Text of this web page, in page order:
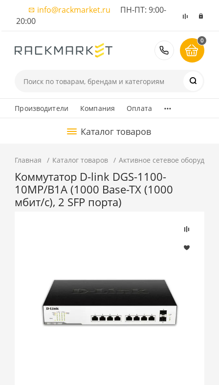
info@rackmarket.ru ПН-ПТ: 9:00-
20:00
8 (495)
0
Производители Компания Оплата ...
Каталог товаров
Главная Каталог товаров Активное сетевое
Коммутатор D-link DGS-1100-
10MP/B1A (1000 Base-TX (1000
мбит/с), 2 SFP порта)